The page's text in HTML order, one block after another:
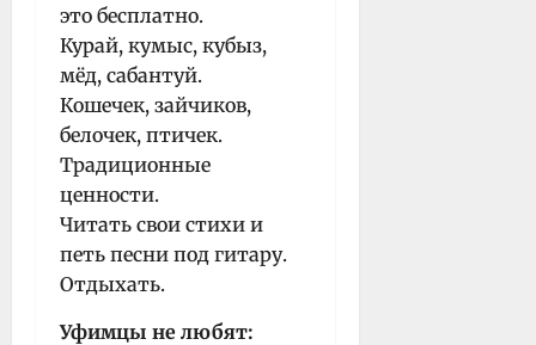
это бесплатно.
Курай, кумыс, кубыз,
мёд, сабантуй.
Кошечек, зайчиков,
белочек, птичек.
Традиционные
ценности.
Читать свои стихи и
петь песни под гитару.
Отдыхать.
Уфимцы не любят: